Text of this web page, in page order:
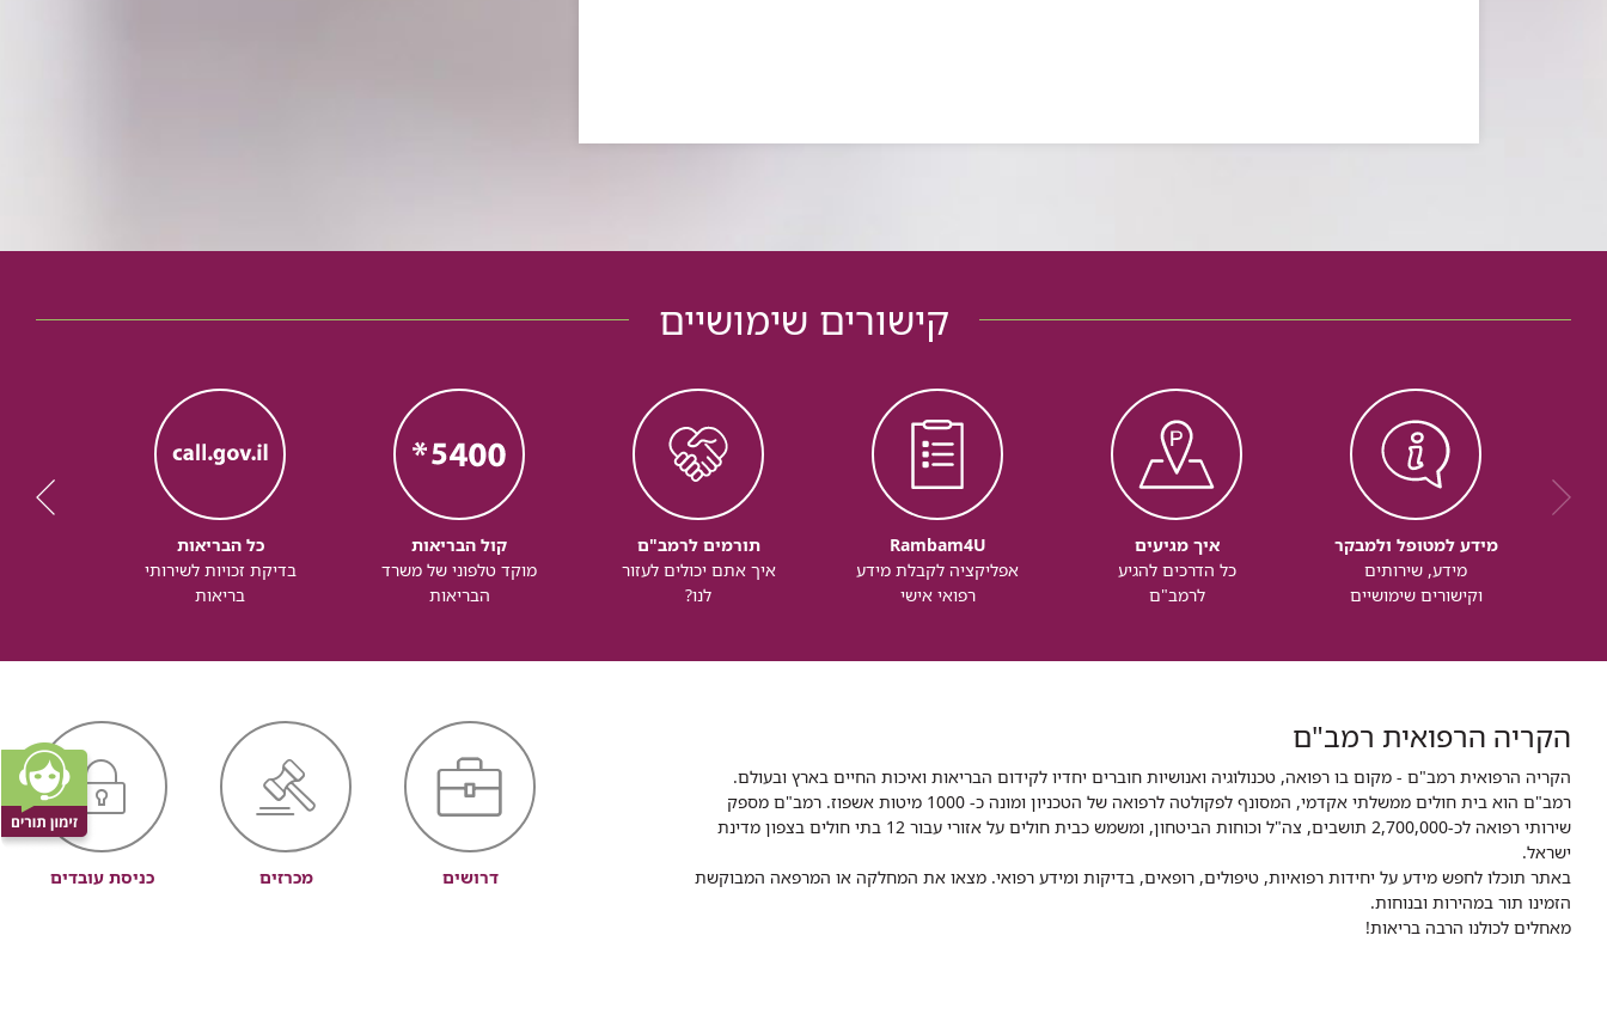
קישורים שימושיים
מידע למטופל ולמבקר
מידע, שירותים
וקישורים שימושיים
איך מגיעים
כל הדרכים להגיע
לרמב"ם
Rambam4U
אפליקציה לקבלת מידע
רפואי אישי
תורמים לרמב"ם
איך אתם יכולים לעזור
לנו?
קול הבריאות
מוקד טלפוני של משרד
הבריאות
כל הבריאות
בדיקת זכויות לשירותי
בריאות
הקריה הרפואית רמב"ם
הקריה הרפואית רמב"ם - מקום בו רפואה, טכנולוגיה ואנושיות חוברים יחדיו לקידום הבריאות ואיכות החיים בארץ ובעולם.
רמב"ם הוא בית חולים ממשלתי אקדמי, המסונף לפקולטה לרפואה של הטכניון ומונה כ- 1000 מיטות אשפוז. רמב"ם מספק
שירותי רפואה לכ-2,700,000 תושבים, צה"ל וכוחות הביטחון, ומשמש כבית חולים על אזורי עבור 12 בתי חולים בצפון מדינת
ישראל.
באתר תוכלו לחפש מידע על יחידות רפואיות, טיפולים, רופאים, בדיקות ומידע רפואי. מצאו את המחלקה או המרפאה המבוקשת
הזמינו תור במהירות ובנוחות.
מאחלים לכולנו הרבה בריאות!
דרושים מכרזים כניסת עובדים